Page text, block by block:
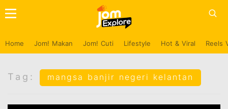
Home Jom! Makan Jom! Cuti Lifestyle Hot & Viral Reels
Tag: mangsa banjir negeri kelantan